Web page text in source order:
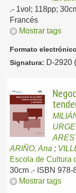
.- 1vol; 118pp;
Francés
Mostrar tags
Formato
Signatura: D-2920
ARIÑO, Ana ;
Escola de Cultura
30cm .- ISBN 978-
Mostrar tags